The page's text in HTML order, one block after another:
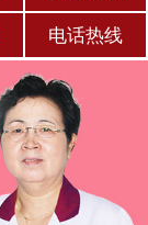
电话热线